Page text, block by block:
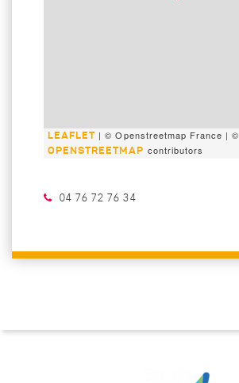
LEAFLET | © Openstreetmap France | ©
OPENSTREETMAP contributors
Téléphone :
04 76 72 76 34